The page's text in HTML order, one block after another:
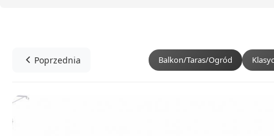
Poprzednia Balkon/Taras/Ogród